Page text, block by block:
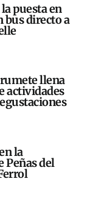
puesta en
bus directo a
llena
actividades
la
Peñas del